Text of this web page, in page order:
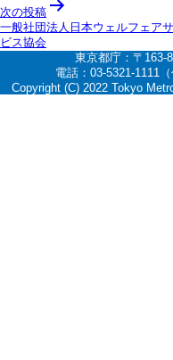
ナ
ビ
ゲ
ー
次の投稿
一般社団法人日本ウェルフェア
ビス協会
東京都庁：〒163-
電話：03-5321-1111
Copyright (C) 2022 Tokyo